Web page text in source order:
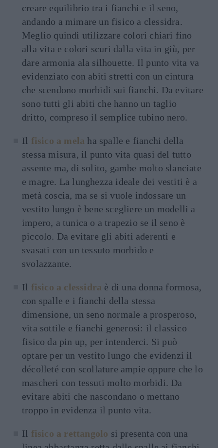
creare equilibrio tra i fianchi e il seno,
andando a mimare un fisico a clessidra.
Meglio quindi utilizzare colori chiari fino
alla vita e colori scuri dalla vita in giù, per
dare armonia ala silhouette. Il punto vita va
evidenziato con abiti stretti con un cintura
che scendono morbidi sui fianchi. Da evitare
sono tutti gli abiti che hanno un taglio
dritto, compreso il semplice tubino nero.
Il fisico a mela ha spalle e fianchi della
stessa misura, il punto vita quasi del tutto
assente ma, di solito, gambe molto slanciate
e magre. La lunghezza ideale dei vestiti è a
metà coscia, ma se si vuole indossare un
vestito lungo è bene scegliere un modelli a
impero, a tunica o a trapezio se il seno è
piccolo. Da evitare gli abiti aderenti e
svasati con un tessuto morbido e
svolazzante.
Il fisico a clessidra è di una donna formosa,
con spalle e i fianchi della stessa
dimensione, un seno normale a prosperoso,
vita sottile e fianchi generosi: il classico
fisico da pin up, per intenderci. Si può
optare per un vestito lungo che evidenzi il
décolleté con scollature ampie oppure che lo
mascheri con tessuti molto morbidi. Da
evitare abiti che nascondano o mettano
troppo in evidenza il punto vita.
Il fisico a rettangolo si presenta con una